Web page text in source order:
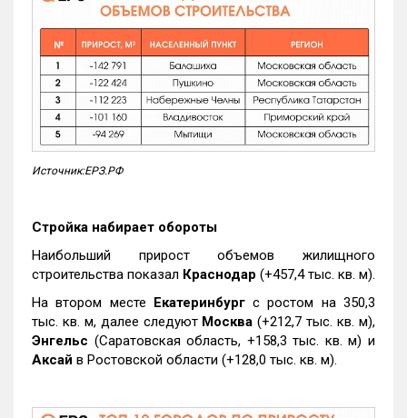
Источник:ЕРЗ.РФ
Стройка набирает обороты
Наибольший прирост объемов жилищного
строительства показал Краснодар (+457,4 тыс. кв. м).
На втором месте Екатеринбургс ростом на 350,3
тыс. кв. м, далее следуют Москва (+212,7 тыс. кв. м),
Энгельс (Саратовская область, +158,3 тыс. кв. м) и
Аксай в Ростовской области (+128,0 тыс. кв. м).